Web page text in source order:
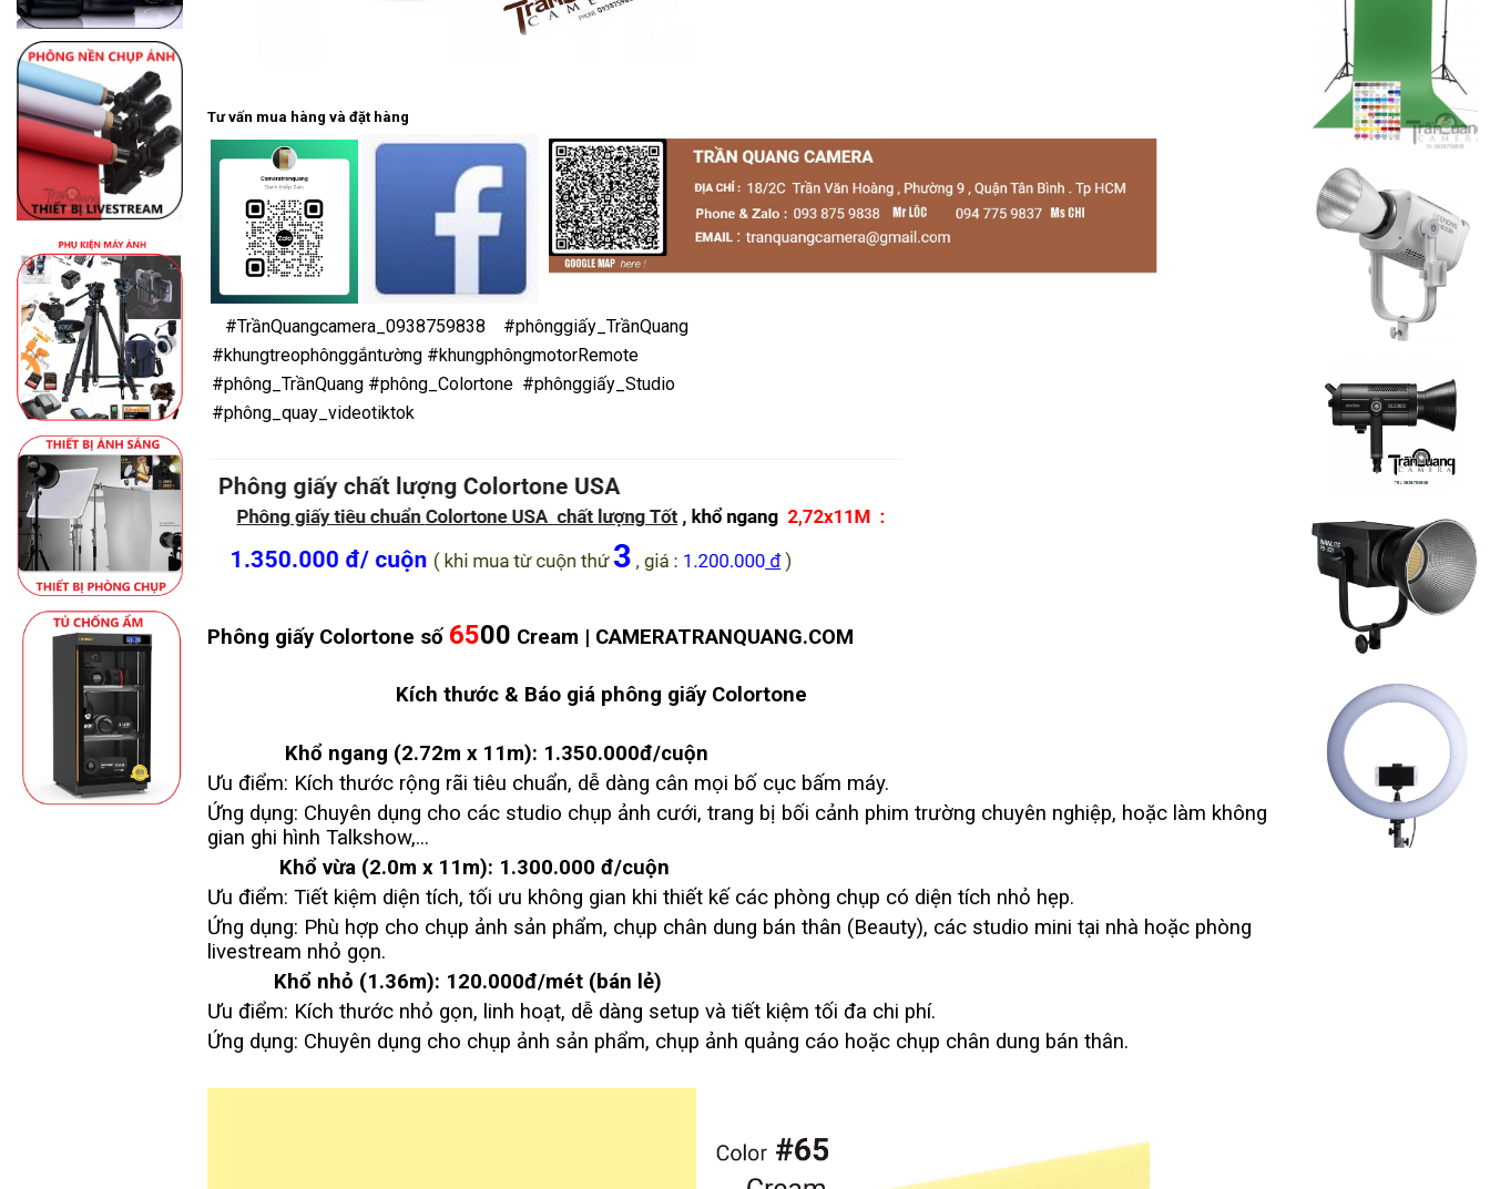
Tư vấn mua hàng và đặt hàng
#TrầnQuangcamera_0938759838
#phônggiấy_TrầnQuang
#khungtreophônggắntường #khungphôngmotorRemote
#phông_TrầnQuang #phông_Colortone #phônggiấy_Studio
#phông_quay_videotiktok
Phông giấy Colortone số 6500 Cream | CAMERATRANQUANG.COM
Kích thước & Báo giá phông giấy Colortone
Khổ ngang (2.72m x 11m): 1.350.000đ/cuộn
Ưu điểm: Kích thước rộng rãi tiêu chuẩn, dễ dàng cân mọi bố cục bấm máy.
Ứng dụng: Chuyên dụng cho các studio chụp ảnh cưới, trang bị bối cảnh phim trường chuyên nghiệp, hoặc làm không
gian ghi hình Talkshow,...
Khổ vừa (2.0m x 11m): 1.300.000 đ/cuộn
Ưu điểm: Tiết kiệm diện tích, tối ưu không gian khi thiết kế các phòng chụp có diện tích nhỏ hẹp.
Ứng dụng: Phù hợp cho chụp ảnh sản phẩm, chụp chân dung bán thân (Beauty), các studio mini tại nhà hoặc phòng
livestream nhỏ gọn.
Khổ nhỏ (1.36m): 120.000đ/mét (bán lẻ)
Ưu điểm: Kích thước nhỏ gọn, linh hoạt, dễ dàng setup và tiết kiệm tối đa chi phí.
Ứng dụng: Chuyên dụng cho chụp ảnh sản phẩm, chụp ảnh quảng cáo hoặc chụp chân dung bán thân.